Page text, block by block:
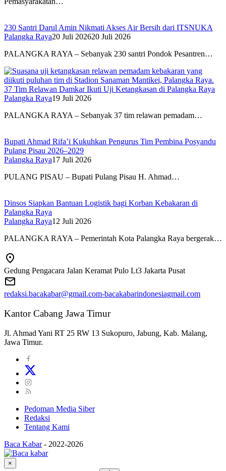
230 Santri Darul Amin Nikmati Akses Air Bersih dari ITSNUKA
Palangka Raya20 Juli 202620 Juli 2026
PALANGKA RAYA – Sebanyak 230 santri Pondok Pesantren…
37 Tim Relawan Damkar Ikuti Uji Ketangkasan di Palangka Raya
Palangka Raya19 Juli 2026
PALANGKA RAYA – Sebanyak 37 tim relawan pemadam…
Bupati Ahmad Rifa’i Kukuhkan Pengurus Tim Pembina Posyandu
Pulang Pisau 2026–2029
Palangka Raya17 Juli 2026
PULANG PISAU – Bupati Pulang Pisau H. Ahmad…
Dinsos Siapkan Bantuan Logistik bagi Korban Kebakaran di
Palangka Raya
Palangka Raya12 Juli 2026
PALANGKA RAYA – Pemerintah Kota Palangka Raya bergerak…
Gedung Pengacara Jalan Keramat Pulo Lt3 Jakarta Pusat
redaksi.bacakabar@gmail.com-bacakabarindonesiagmail.com
Kantor Cabang Jawa Timur
Jl. Ahmad Yani RT 25 RW 13 Sukopuro, Jabung, Kab. Malang,
Jawa Timur.
Pedoman Media Siber
Redaksi
Tentang Kami
Baca Kabar - 2022-2026
×